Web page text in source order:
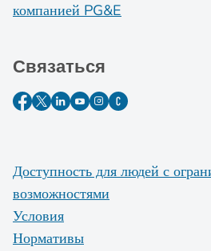
компанией PG&E
Связаться
Доступность для людей с
возможностями
Условия
Нормативы